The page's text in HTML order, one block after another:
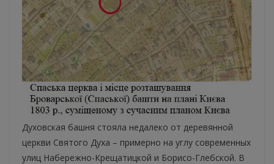
Духовская башня стояла недалеко от деревянной
церкви Святого Духа – примерно на углу современных
улиц Набережно-Крещатицкой и Борисо-Глебской. В